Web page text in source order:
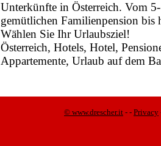
Unterkünfte in Österreich. Vom
gemütlichen Familienpension
Wählen Sie Ihr Urlaubsziel!
Österreich, Hotels, Hotel,
Appartemente, Urlaub auf dem
© www.drescher.it - - Privacy